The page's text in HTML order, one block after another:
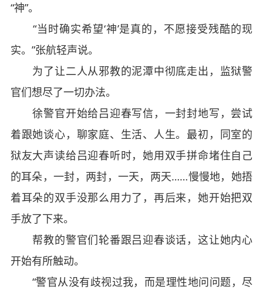
“神”。
“当时确实希望‘神’是真的，不愿接受残酷的现
实。”张航轻声说。
为了让二人从邪教的泥潭中彻底走出，监狱警
官们想尽了一切办法。
徐警官开始给吕迎春写信，一封封地写，尝试
着跟她谈心，聊家庭、生活、人生。最初，同室的
狱友大声读给吕迎春听时，她用双手拼命堵住自己
的耳朵，一封，两封，一天，两天……慢慢地，她捂
着耳朵的双手没那么用力了，再后来，她开始把双
手放了下来。
帮教的警官们轮番跟吕迎春谈话，这让她内心
开始有所触动。
“警官从没有歧视过我，而是理性地问问题，尽